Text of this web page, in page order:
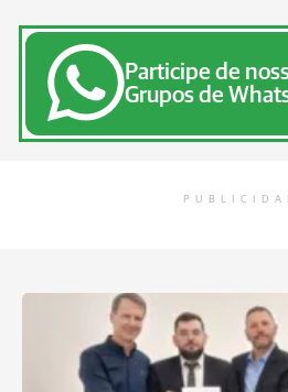
Participe de
Grupos de